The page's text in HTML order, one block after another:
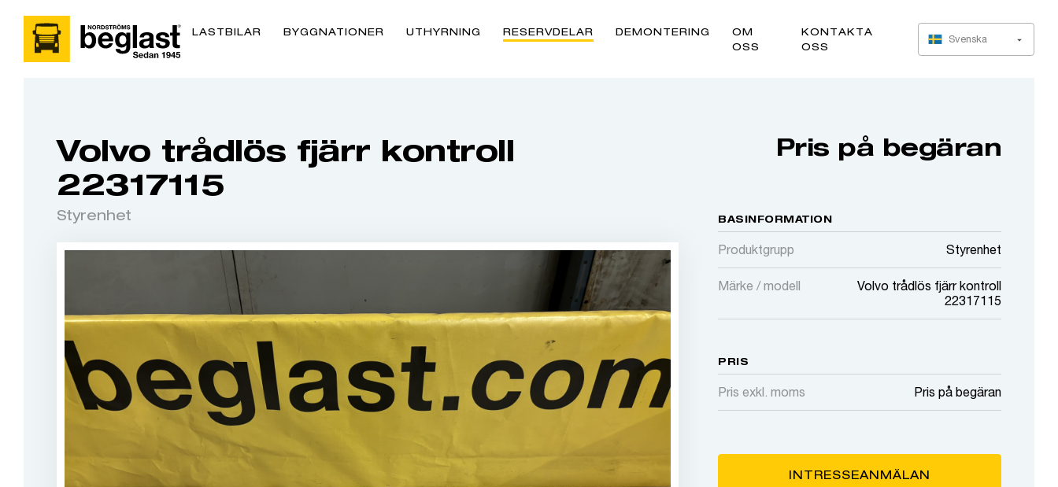
LASTBILAR BYGGNATIONER UTHYRNING RESERVDELAR DEMONTERING
OM
OSS
KONTAKTA
OSS
Svenska
Volvo trådlös fjärr kontroll
22317115
Styrenhet
Pris på begäran
BASINFORMATION
Produktgrupp Styrenhet
Märke / modell
Volvo trådlös fjärr kontroll
22317115
PRIS
Pris exkl. moms Pris på begäran
INTRESSEANMÄLAN